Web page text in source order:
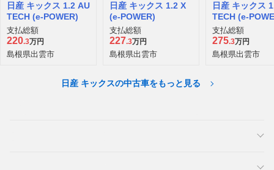
日産 キックス 1.2 AU
TECH (e-POWER)
支払総額
220.3万円
島根県出雲市
日産 キックス 1.2 X
(e-POWER)
支払総額
227.3万円
島根県出雲市
日産 キックス
TECH (e-
WD
支払総額
275.3万円
島根県出雲市
日産 キックスの中古車をもっと見る